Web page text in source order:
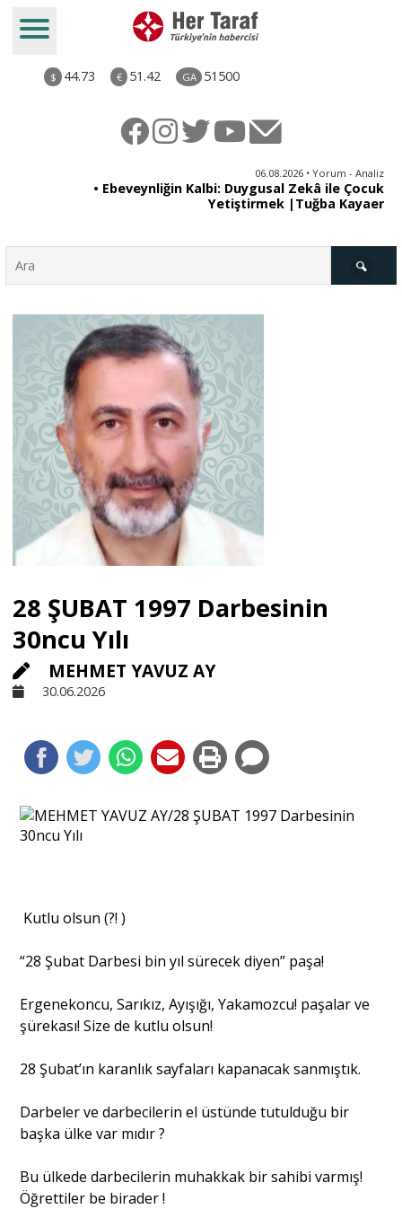
$ 44.73 € 51.42 GA 51500
06.08.2026 • Yorum - Analiz
• Ebeveynliğin Kalbi: Duygusal Zekâ ile Çocuk
Yetiştirmek |Tuğba Kayaer
Türkiye
Derkenar
Sivil Toplum
Kültür - Sanat
Ekonomi
Dünya
Yorum - Analiz
Söyleşi
Eğitim
Dosya Haber
Ankara Analiz
28 ŞUBAT 1997 Darbesinin
30ncu Yılı
MEHMET YAVUZ AY
30.06.2026
Kutlu olsun (?! )
“28 Şubat Darbesi bin yıl sürecek diyen” paşa!
Ergenekoncu, Sarıkız, Ayışığı, Yakamozcu! paşalar ve
şürekası! Size de kutlu olsun!
28 Şubat’ın karanlık sayfaları kapanacak sanmıştık.
Darbeler ve darbecilerin el üstünde tutulduğu bir
başka ülke var mıdır ?
Bu ülkede darbecilerin muhakkak bir sahibi varmış!
Öğrettiler be birader !